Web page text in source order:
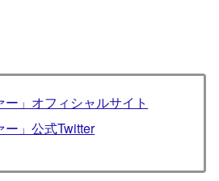
ー」オフィシャルサイト
ー」公式Twitter